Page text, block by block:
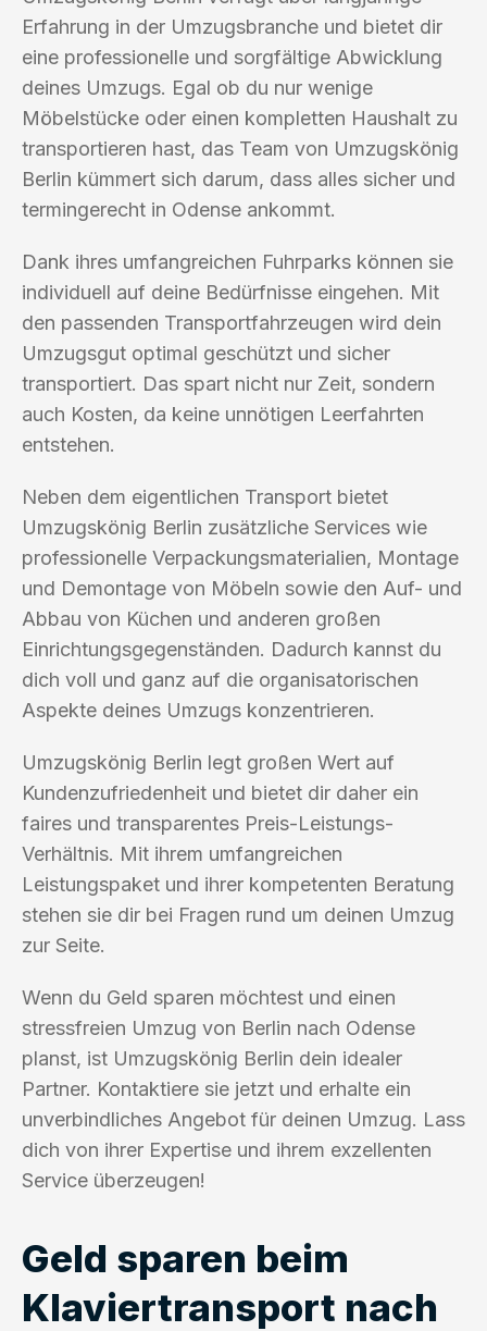
Erfahrung in der Umzugsbranche und bietet dir
eine professionelle und sorgfältige Abwicklung
deines Umzugs. Egal ob du nur wenige
Möbelstücke oder einen kompletten Haushalt zu
transportieren hast, das Team von Umzugskönig
Berlin kümmert sich darum, dass alles sicher und
termingerecht in Odense ankommt.
Dank ihres umfangreichen Fuhrparks können sie
individuell auf deine Bedürfnisse eingehen. Mit
den passenden Transportfahrzeugen wird dein
Umzugsgut optimal geschützt und sicher
transportiert. Das spart nicht nur Zeit, sondern
auch Kosten, da keine unnötigen Leerfahrten
entstehen.
Neben dem eigentlichen Transport bietet
Umzugskönig Berlin zusätzliche Services wie
professionelle Verpackungsmaterialien, Montage
und Demontage von Möbeln sowie den Auf- und
Abbau von Küchen und anderen großen
Einrichtungsgegenständen. Dadurch kannst du
dich voll und ganz auf die organisatorischen
Aspekte deines Umzugs konzentrieren.
Umzugskönig Berlin legt großen Wert auf
Kundenzufriedenheit und bietet dir daher ein
faires und transparentes Preis-Leistungs-
Verhältnis. Mit ihrem umfangreichen
Leistungspaket und ihrer kompetenten Beratung
stehen sie dir bei Fragen rund um deinen Umzug
zur Seite.
Wenn du Geld sparen möchtest und einen
stressfreien Umzug von Berlin nach Odense
planst, ist Umzugskönig Berlin dein idealer
Partner. Kontaktiere sie jetzt und erhalte ein
unverbindliches Angebot für deinen Umzug. Lass
dich von ihrer Expertise und ihrem exzellenten
Service überzeugen!
Geld sparen beim
Klaviertransport nach